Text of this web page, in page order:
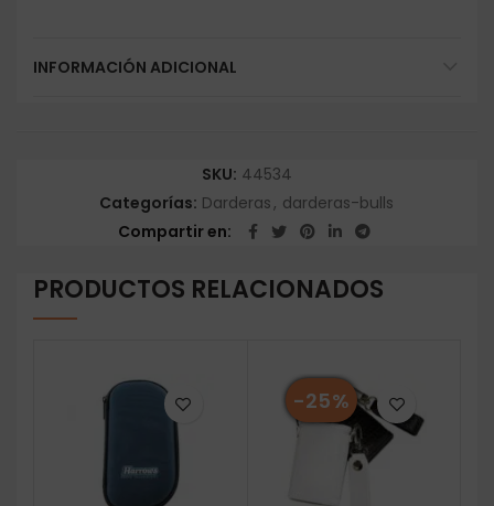
INFORMACIÓN ADICIONAL
SKU: 44534
Categorías: Darderas, darderas-bulls
Compartir en
PRODUCTOS RELACIONADOS
-25%